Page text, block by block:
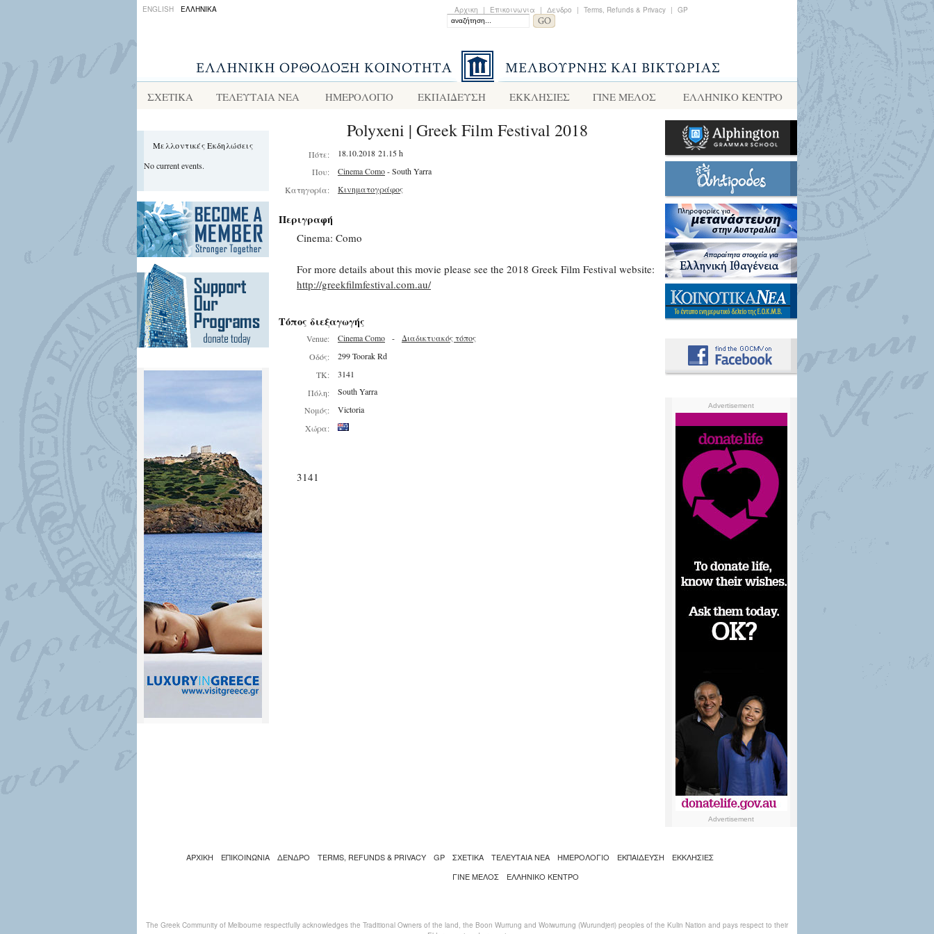
ENGLISH ΕΛΛΗΝΙΚΑ Αρχικη | Επικοινωνια | Δενδρο | Terms, Refunds & Privacy | GP
ΣΧΕΤΙΚΑ ΤΕΛΕΥΤΑΙΑ ΝΕΑ ΗΜΕΡΟΛΟΓΙΟ ΕΚΠΑΙΔΕΥΣΗ ΕΚΚΛΗΣΙΕΣ ΓΙΝΕ ΜΕΛΟΣ ΕΛΛΗΝΙΚΌ ΚΈΝΤΡΟ
Μελλοντικές Εκδηλώσεις
No current events.
Polyxeni | Greek Film Festival 2018
Πότε:
18.10.2018 21.15 h
Που:
Cinema Como- South Yarra
Κατηγορία:
Κινηματογράφος
Περιγραφή
Cinema: Como
For more details about this movie please see the 2018 Greek Film Festival website:
http://greekfilmfestival.com.au/
Τόπος διεξαγωγής
Venue: Cinema Como - Διαδικτυακός τόπος
Οδός:
299 Toorak Rd
ΤΚ:
3141
Πόλη:
South Yarra
Νομός:
Victoria
Χώρα:
3141
Advertisement
Advertisement
ΑΡΧΙΚΗ ΕΠΙΚΟΙΝΩΝΙΑ ΔΕΝΔΡΟ TERMS, REFUNDS & PRIVACY GP ΣΧΕΤΙΚΑ ΤΕΛΕΥΤΑΙΑ ΝΕΑ ΗΜΕΡΟΛΟΓΙΟ ΕΚΠΑΙΔΕΥΣΗ
ΕΚΚΛΗΣΙΕΣ
ΓΙΝΕ ΜΕΛΟΣ
ΕΛΛΗΝΙΚΌ ΚΈΝΤΡΟ
The Greek Community of Melbourne respectfully acknowledges the Traditional Owners of the land, the Boon Wurrung and Woiwurrung (Wurundjeri) peoples of the Kulin Nation and pays respect to their